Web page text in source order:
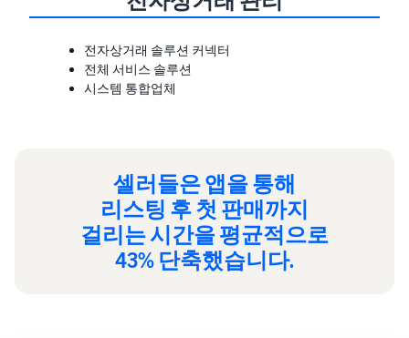
전자상거래 솔루션 커넥터
전체 서비스 솔루션
시스템 통합업체
셀러들은 앱을 통해
리스팅 후 첫 판매까지
걸리는 시간을 평균적으로
43% 단축했습니다.